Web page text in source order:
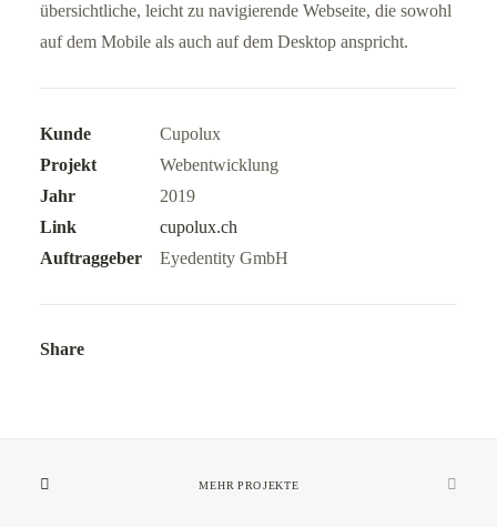
übersichtliche, leicht zu navigierende Webseite, die sowohl
auf dem Mobile als auch auf dem Desktop anspricht.
Kunde
Cupolux
Projekt
Webentwicklung
Jahr
2019
Link
cupolux.ch
Auftraggeber
Eyedentity GmbH
Share
MEHR PROJEKTE